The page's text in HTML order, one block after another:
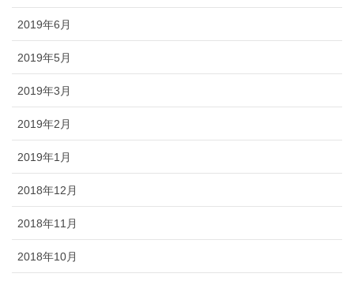
2019年6月
2019年5月
2019年3月
2019年2月
2019年1月
2018年12月
2018年11月
2018年10月